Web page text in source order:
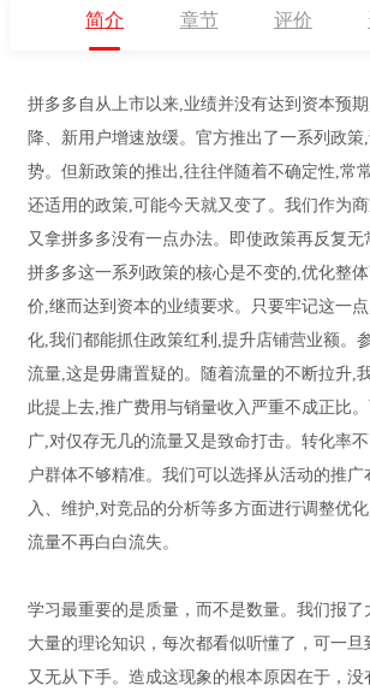
简介 章节 评价
拼多多自从上市以来,业绩并没有达到资本预
降、新用户增速放缓。官方推出了一系列政策
势。但新政策的推出,往往伴随着不确定性,常
还适用的政策,可能今天就又变了。我们作为
又拿拼多多没有一点办法。即使政策再反复
拼多多这一系列政策的核心是不变的,优化整
价,继而达到资本的业绩要求。只要牢记这一
化,我们都能抓住政策红利,提升店铺营业额。
流量,这是毋庸置疑的。随着流量的不断拉升,
此提上去,推广费用与销量收入严重不成正比
广,对仅存无几的流量又是致命打击。转化率
户群体不够精准。我们可以选择从活动的推广
入、维护,对竞品的分析等多方面进行调整优
流量不再白白流失。
学习最重要的是质量，而不是数量。我们报了
大量的理论知识，每次都看似听懂了，可一
又无从下手。造成这现象的根本原因在于，没